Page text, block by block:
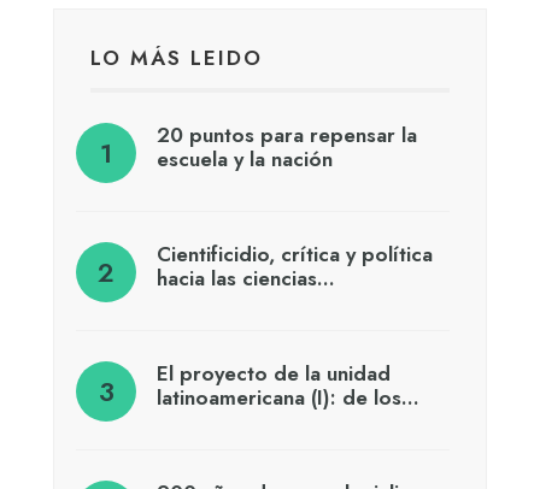
LO MÁS LEIDO
20 puntos para repensar la
escuela y la nación
Cientificidio, crítica y política
hacia las ciencias…
El proyecto de la unidad
latinoamericana (I): de los…